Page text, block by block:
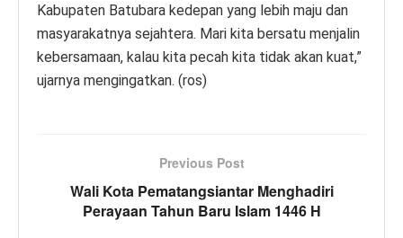
Kabupaten Batubara kedepan yang lebih maju dan
masyarakatnya sejahtera. Mari kita bersatu menjalin
kebersamaan, kalau kita pecah kita tidak akan kuat,”
ujarnya mengingatkan. (ros)
Previous Post
Wali Kota Pematangsiantar Menghadiri
Perayaan Tahun Baru Islam 1446 H